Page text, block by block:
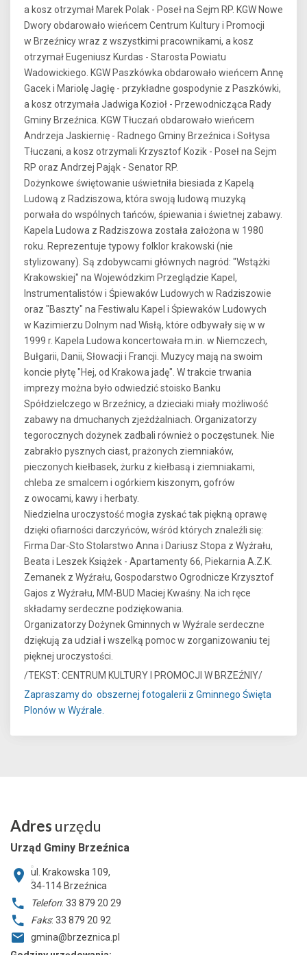
a kosz otrzymał Marek Polak - Poseł na Sejm RP. KGW Nowe
Dwory obdarowało wieńcem Centrum Kultury i Promocji
w Brzeźnicy wraz z wszystkimi pracownikami, a kosz
otrzymał Eugeniusz Kurdas - Starosta Powiatu
Wadowickiego. KGW Paszkówka obdarowało wieńcem Annę
Gacek i Mariolę Jagłę - przykładne gospodynie z Paszkówki,
a kosz otrzymała Jadwiga Kozioł - Przewodnicząca Rady
Gminy Brzeźnica. KGW Tłuczań obdarowało wieńcem
Andrzeja Jaskiernię - Radnego Gminy Brzeźnica i Sołtysa
Tłuczani, a kosz otrzymali Krzysztof Kozik - Poseł na Sejm
RP oraz Andrzej Pająk - Senator RP.
Dożynkowe świętowanie uświetniła biesiada z Kapelą
Ludową z Radziszowa, która swoją ludową muzyką
porwała do wspólnych tańców, śpiewania i świetnej zabawy.
Kapela Ludowa z Radziszowa została założona w 1980
roku. Reprezentuje typowy folklor krakowski (nie
stylizowany). Są zdobywcami głównych nagród: "Wstążki
Krakowskiej" na Wojewódzkim Przeglądzie Kapel,
Instrumentalistów i Śpiewaków Ludowych w Radziszowie
oraz "Baszty" na Festiwalu Kapel i Śpiewaków Ludowych
w Kazimierzu Dolnym nad Wisłą, które odbywały się w w
1999 r. Kapela Ludowa koncertowała m.in. w Niemczech,
Bułgarii, Danii, Słowacji i Francji. Muzycy mają na swoim
koncie płytę "Hej, od Krakowa jadę". W trakcie trwania
imprezy można było odwiedzić stoisko Banku
Spółdzielczego w Brzeźnicy, a dzieciaki miały możliwość
zabawy na dmuchanych zjeżdżalniach. Organizatorzy
tegorocznych dożynek zadbali również o poczęstunek. Nie
zabrakło pysznych ciast, prażonych ziemniaków,
pieczonych kiełbasek, żurku z kiełbasą i ziemniakami,
chleba ze smalcem i ogórkiem kiszonym, gofrów
z owocami, kawy i herbaty.
Niedzielna uroczystość mogła zyskać tak piękną oprawę
dzięki ofiarności darczyńców, wśród których znaleźli się:
Firma Dar-Sto Stolarstwo Anna i Dariusz Stopa z Wyźrału,
Beata i Leszek Książek - Apartamenty 66, Piekarnia A.Z.K.
Zemanek z Wyźrału, Gospodarstwo Ogrodnicze Krzysztof
Gajos z Wyźrału, MM-BUD Maciej Kwaśny. Na ich ręce
składamy serdeczne podziękowania.
Organizatorzy Dożynek Gminnych w Wyźrale serdeczne
dziękują za udział i wszelką pomoc w zorganizowaniu tej
pięknej uroczystości.
/TEKST: CENTRUM KULTURY I PROMOCJI W BRZEŹNIY/
Zapraszamy do obszernej fotogalerii z Gminnego Święta
Plonów w Wyźrale.
Adres urzędu
Urząd Gminy Brzeźnica
ul. Krakowska 109,
34-114 Brzeźnica
Telefon: 33 879 20 29
Faks: 33 879 20 92
gmina@brzeznica.pl